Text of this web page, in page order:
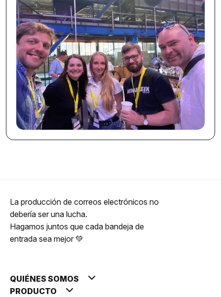
La producción de correos electrónicos no
debería ser una lucha.
Hagamos juntos que cada bandeja de
entrada sea mejor 💚
QUIÉNES SOMOS
PRODUCTO